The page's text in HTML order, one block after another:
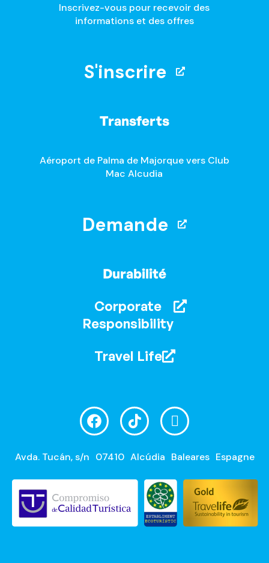
Inscrivez-vous pour recevoir des
informations et des offres
S'inscrire
Transferts
Aéroport de Palma de Majorque vers Club
Mac Alcudia
Demande
Durabilité
Corporate
Responsibility
Travel Life
Avda. Tucán, s/n 07410 Alcúdia Baleares Espagne